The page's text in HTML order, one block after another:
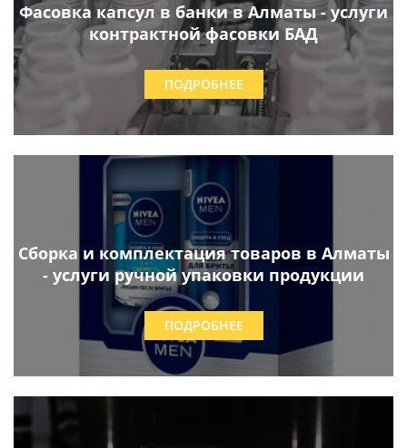
Фасовка капсул в банки в Алматы - услуги
контрактной фасовки БАД
ПОДРОБНЕЕ
Сборка и комплектация товаров в Алматы
- услуги ручной упаковки продукции
ПОДРОБНЕЕ